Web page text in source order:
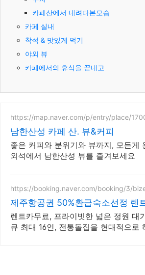
카페산에서 내려다본모습
카페 실내
착석 & 맛있게 먹기
야외 뷰
카페에서의 휴식을 끝내고
https://map.naver.com/p/entry/place/
남한산성 카페 산. 뷰&커피
좋은 커피와 분위기와 뷰까지, 모든게
외석에서 남한산성 뷰를 즐겨보세요
https://booking.naver.com/booking/3/
제주항공권 50%환급숙소선정 렌
렌트카무료, 프라이빗한 넓은 정원 대
큐 최대 16인, 전통돌집을 현대적으